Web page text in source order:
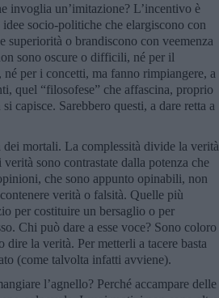
invoglia un’imitazione? L’incentivo è
socio-politiche che elargiscono con
superiorità o brandiscono con veemenza
sono oscure o difficili, né per il
né per i concetti, ma fanno rimpiangere, a
quel “filosofese” che affascina, proprio
si capisce. Sarebbero questi, a dare retta a
mortali. La complessità divide la verità
sono contrastate dalla potenza che
che sono appunto opinabili, non
verità o falsità. Quelle più
per costituire un bersaglio o per
Chi può dare a esse voce? Sono coloro
la verità. Per metterli a tacere basta
(come talvolta infatti avviene).
l’agnello? Perché accampare delle